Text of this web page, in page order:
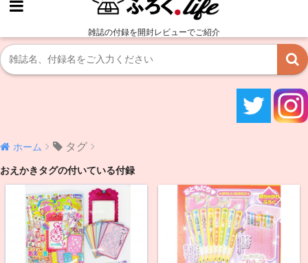
雑誌の付録を開封レビューでご紹介
ホーム タグ
おえかきタグの付いている付録